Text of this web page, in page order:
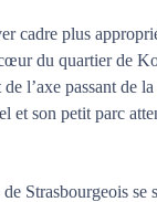
cadre plus
du quartier de
de l’axe passant de
et son petit parc
de Strasbourgeois se